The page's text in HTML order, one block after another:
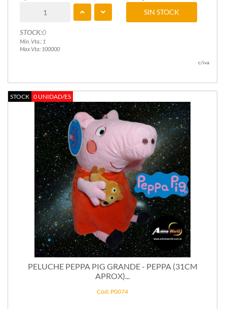
STOCK:0
Min. Vta.: 1
Max Vta: 100000
SIN STOCK
c/iva
STOCK 0 UNIDAD/ES
PELUCHE PEPPA PIG GRANDE - PEPPA (31CM
APROX)...
Cód: P0074